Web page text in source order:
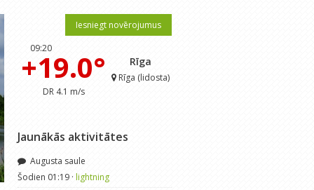
Iesniegt novērojumus
09:20
+19.0°
DR 4.1 m/s
Rīga
Rīga (lidosta)
Jaunākās aktivitātes
Augusta saule
Šodien 01:19 · lightning